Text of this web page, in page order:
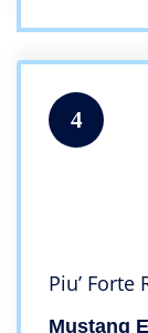
4
Piu’ Forte
Mustang